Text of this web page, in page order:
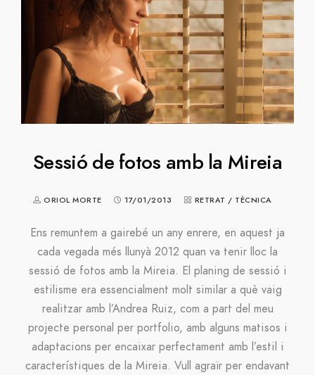
Sessió de fotos amb la Mireia
ORIOL MORTE 17/01/2013 RETRAT / TÈCNICA
Ens remuntem a gairebé un any enrere, en aquest ja
cada vegada més llunyà 2012 quan va tenir lloc la
sessió de fotos amb la Mireia. El planing de sessió i
estilisme era essencialment molt similar a què vaig
realitzar amb l’Andrea Ruiz, com a part del meu
projecte personal per portfolio, amb alguns matisos i
adaptacions per encaixar perfectament amb l’estil i
característiques de la Mireia. Vull agraïr per endavant